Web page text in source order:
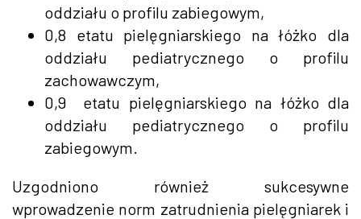
oddziału o profilu zabiegowym,
0,8 etatu pielęgniarskiego na łóżko dla
oddziału pediatrycznego o profilu
zachowawczym,
0,9 etatu pielęgniarskiego na łóżko dla
oddziału pediatrycznego o profilu
zabiegowym.
Uzgodniono również sukcesywne
wprowadzenie norm zatrudnienia pielęgniarek i